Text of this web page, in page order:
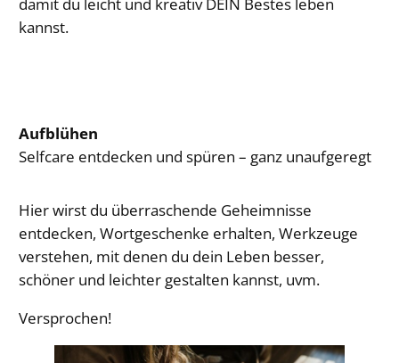
damit du leicht und kreativ DEIN Bestes leben
kannst.
Aufblühen
Selfcare entdecken und spüren – ganz unaufgeregt
Hier wirst du überraschende Geheimnisse
entdecken, Wortgeschenke erhalten, Werkzeuge
verstehen, mit denen du dein Leben besser,
schöner und leichter gestalten kannst, uvm.
Versprochen!